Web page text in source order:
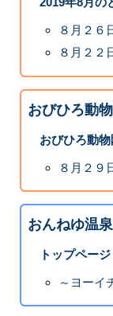
８月２６
８月２２
おびひろ動
おびひろ動
８月２９
おんねゆ温
トップページ
～ヨーイ